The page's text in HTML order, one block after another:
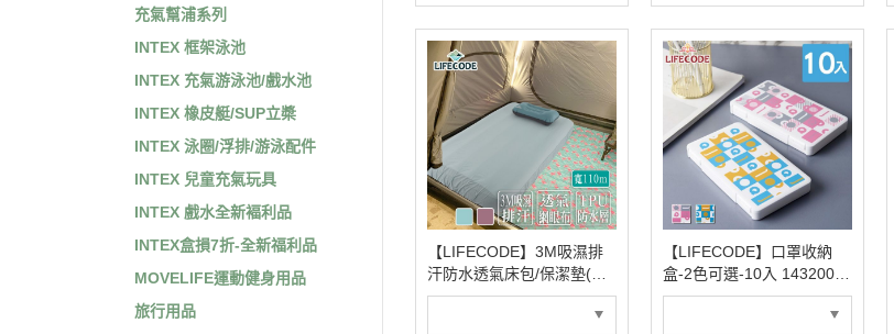
充氣幫浦系列
INTEX 框架泳池
INTEX 充氣游泳池/戲水池
INTEX 橡皮艇/SUP立槳
INTEX 泳圈/浮排/游泳配件
INTEX 兒童充氣玩具
INTEX 戲水全新褔利品
INTEX盒損7折-全新福利品
MOVELIFE運動健身用品
旅行用品
【LIFECODE】3M吸濕排
汗防水透氣床包/保潔墊(單
人加大3.5*6.2呎/寬110cm)-
【LIFECODE】口罩收納
盒-2色可選-10入 1432009
1/5-10